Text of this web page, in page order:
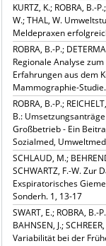
KURTZ, K.; ROBRA, B.-
W.; THAL, W.
Meldepraxen
ROBRA, B.-P.;
Regionale Analyse
Erfahrungen aus dem
Mammographie-
ROBRA, B.-P.;
B.:
Großbetrieb - Ein
Sozialmed,
SCHLAUD, M.;
SCHWARTZ, F.-W. Zur
Exspiratorisches
Sonderh. 1, 13-17
SWART, E.; ROBRA, B.-
BAHNSEN, J.;
Variabilität bei der